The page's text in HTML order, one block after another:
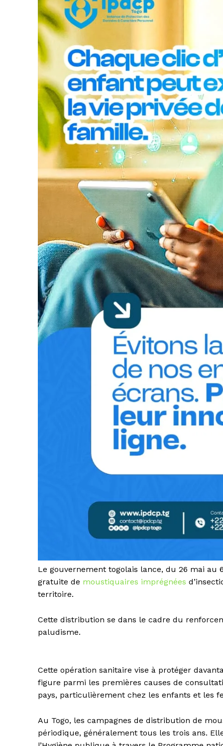
Le gouvernement togolais lance, du 26 mai au
gratuite de moustiquaires imprégnées
territoire.
Cette distribution se dans le cadre du
paludisme.
Cette opération sanitaire vise à protéger
figure parmi les premières causes de
pays, particulièrement chez les enfants et les
Au Togo, les campagnes de distribution de
périodique, généralement tous les trois ans.